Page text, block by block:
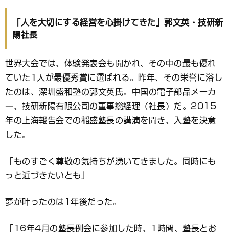
「人を大切にする経営を心掛けてきた」郭文英・技研新
陽社長
世界大会では、体験発表会も開かれ、その中の最も優れ
ていた1人が最優秀賞に選ばれる。昨年、その栄誉に浴し
たのは、深圳盛和塾の郭文英氏。中国の電子部品メーカ
ー、技研新陽有限公司の董事総経理（社長）だ。2015
年の上海報告会での稲盛塾長の講演を聞き、入塾を決意
した。
「ものすごく尊敬の気持ちが湧いてきました。同時にも
っと近づきたいとも」
夢が叶ったのは1年後だった。
「16年4月の塾長例会に参加した時、1時間、塾長とお